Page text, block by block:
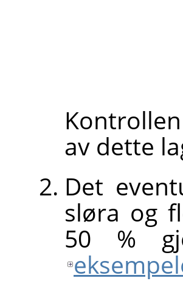
Kontrollen
av dette
Det
sløra og
50 %